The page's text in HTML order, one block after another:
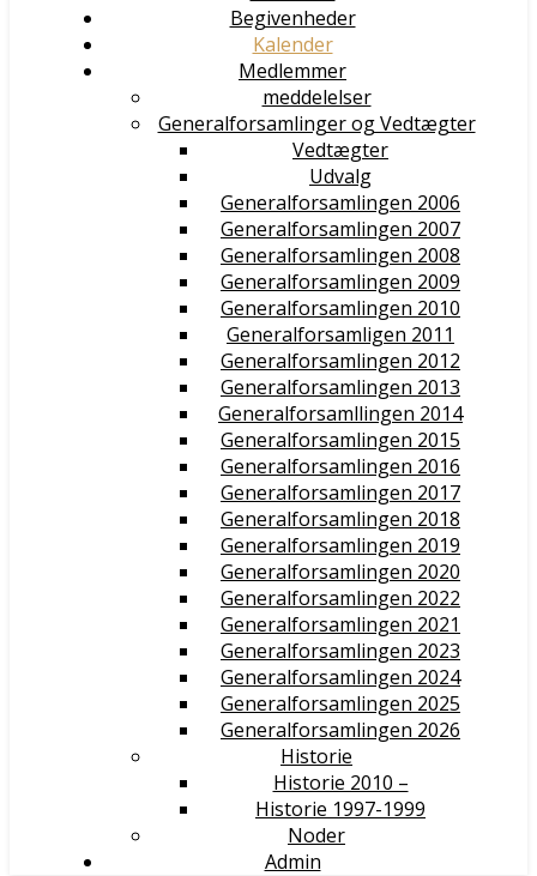
Begivenheder
Kalender
Medlemmer
meddelelser
Generalforsamlinger og Vedtægter
Vedtægter
Udvalg
Generalforsamlingen 2006
Generalforsamlingen 2007
Generalforsamlingen 2008
Generalforsamlingen 2009
Generalforsamlingen 2010
Generalforsamligen 2011
Generalforsamlingen 2012
Generalforsamlingen 2013
Generalforsamllingen 2014
Generalforsamlingen 2015
Generalforsamlingen 2016
Generalforsamlingen 2017
Generalforsamlingen 2018
Generalforsamlingen 2019
Generalforsamlingen 2020
Generalforsamlingen 2022
Generalforsamlingen 2021
Generalforsamlingen 2023
Generalforsamlingen 2024
Generalforsamlingen 2025
Generalforsamlingen 2026
Historie
Historie 2010 –
Historie 1997-1999
Noder
Admin